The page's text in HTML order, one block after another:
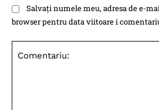
Salvați numele meu, adresa de e-
browser pentru data viitoare i